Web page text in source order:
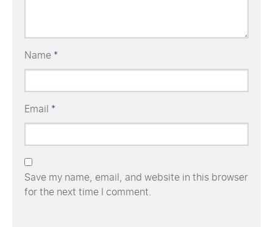
Name*
Email *
Save my name, email, and website in this browser
for the next time I comment.